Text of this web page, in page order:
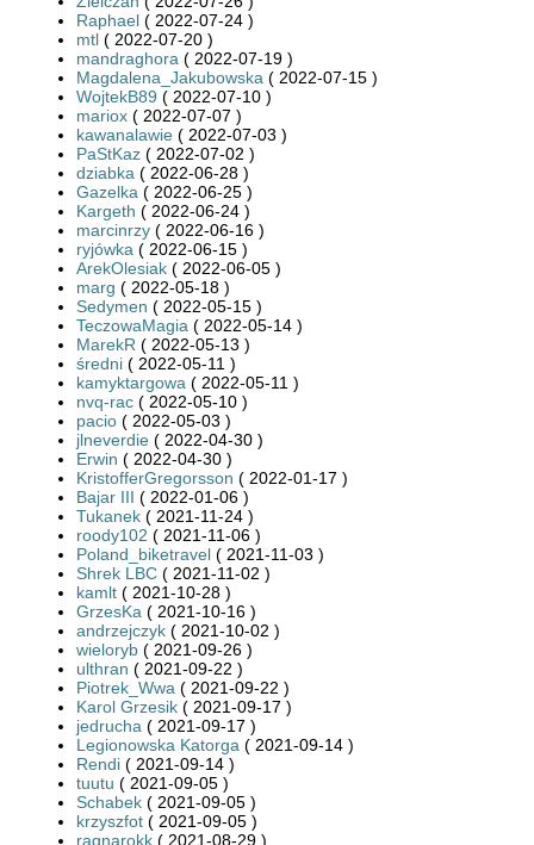
Raphael ( 2022-07-24 )
mtl ( 2022-07-20 )
mandraghora ( 2022-07-19 )
Magdalena_Jakubowska ( 2022-07-15 )
WojtekB89 ( 2022-07-10 )
mariox ( 2022-07-07 )
kawanalawie ( 2022-07-03 )
PaStKaz ( 2022-07-02 )
dziabka ( 2022-06-28 )
Gazelka ( 2022-06-25 )
Kargeth ( 2022-06-24 )
marcinrzy ( 2022-06-16 )
ryjówka ( 2022-06-15 )
ArekOlesiak ( 2022-06-05 )
marg ( 2022-05-18 )
Sedymen ( 2022-05-15 )
TeczowaMagia ( 2022-05-14 )
MarekR ( 2022-05-13 )
średni ( 2022-05-11 )
kamyktargowa ( 2022-05-11 )
nvq-rac ( 2022-05-10 )
pacio ( 2022-05-03 )
jlneverdie ( 2022-04-30 )
Erwin ( 2022-04-30 )
KristofferGregorsson ( 2022-01-17 )
Bajar III ( 2022-01-06 )
Tukanek ( 2021-11-24 )
roody102 ( 2021-11-06 )
Poland_biketravel ( 2021-11-03 )
Shrek LBC ( 2021-11-02 )
kamlt ( 2021-10-28 )
GrzesKa ( 2021-10-16 )
andrzejczyk ( 2021-10-02 )
wieloryb ( 2021-09-26 )
ulthran ( 2021-09-22 )
Piotrek_Wwa ( 2021-09-22 )
Karol Grzesik ( 2021-09-17 )
jedrucha ( 2021-09-17 )
Legionowska Katorga ( 2021-09-14 )
Rendi ( 2021-09-14 )
tuutu ( 2021-09-05 )
Schabek ( 2021-09-05 )
krzyszfot ( 2021-09-05 )
ragnarokk ( 2021-08-29 )